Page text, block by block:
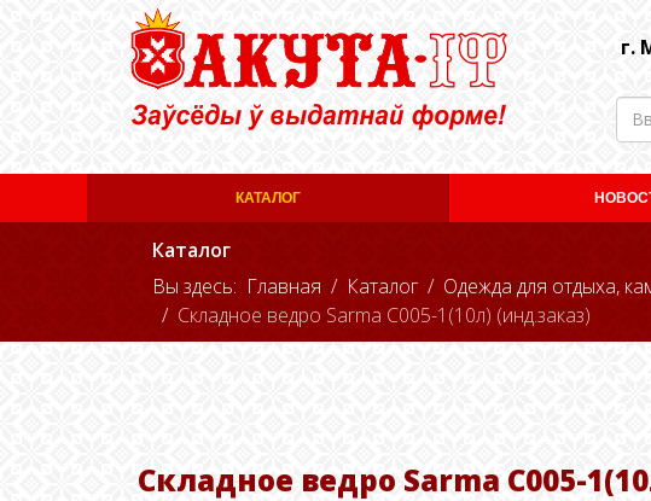
г.
КАТАЛОГ
Каталог
Вы здесь: Главная Каталог Одежда для отдыха,
Складное ведро Sarma С005-1(10л) (инд.заказ)
Складное ведро Sarma С005-